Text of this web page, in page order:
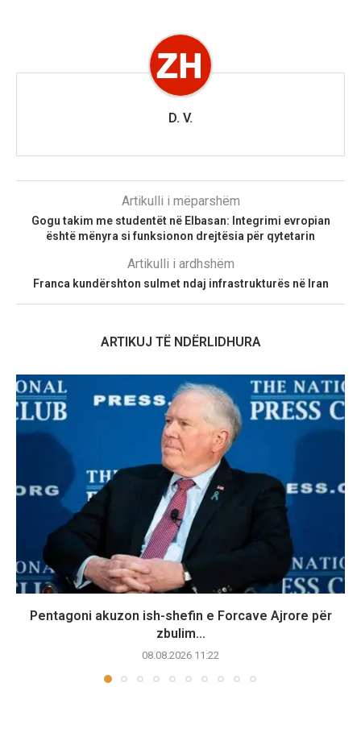
D. V.
Artikulli i mëparshëm
Gogu takim me studentët në Elbasan: Integrimi evropian
është mënyra si funksionon drejtësia për qytetarin
Artikulli i ardhshëm
Franca kundërshton sulmet ndaj infrastrukturës në Iran
ARTIKUJ TË NDËRLIDHURA
Pentagoni akuzon ish-shefin e Forcave Ajrore për
zbulim...
08.08.2026 11:22